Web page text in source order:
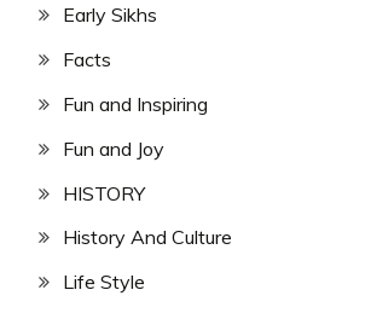
Early Sikhs
Facts
Fun and Inspiring
Fun and Joy
HISTORY
History And Culture
Life Style